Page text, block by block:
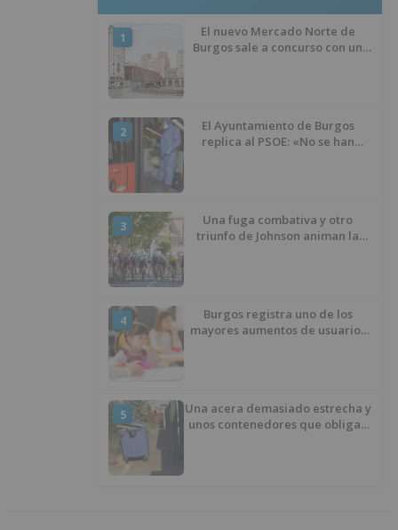
1
El nuevo Mercado Norte de
Burgos sale a concurso con un
2
El Ayuntamiento de Burgos
replica al PSOE: «No se han
3
Una fuga combativa y otro
triunfo de Johnson animan la
4
Burgos registra uno de los
mayores aumentos de usuarios
5
Una acera demasiado estrecha y
unos contenedores que obligan